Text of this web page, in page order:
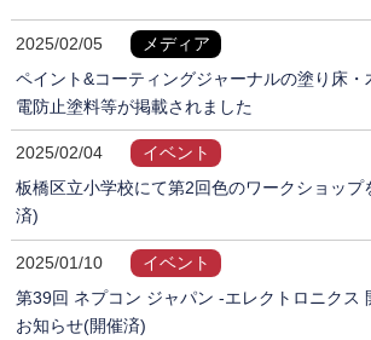
2025/02/05
メディア
ペイント&コーティングジャーナルの塗り床
電防止塗料等が掲載されました
2025/02/04
イベント
板橋区立小学校にて第2回色のワークショップ
済)
2025/01/10
イベント
第39回 ネプコン ジャパン -エレクトロニクス
お知らせ(開催済)